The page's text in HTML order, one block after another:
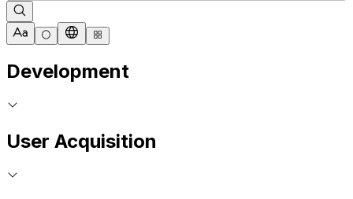
Development
User Acquisition